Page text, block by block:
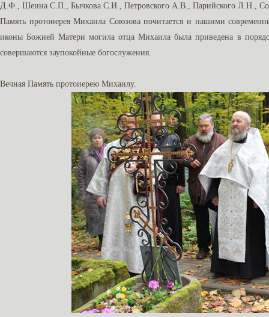
Д.Ф., Шеина С.П., Бычкова С.И., Петровского А.В., Парийского Л.Н.,
Память протоиерея Михаила Союзова почитается и нашими
иконы Божией Матери могила отца Михаила была приведена в
совершаются заупокойные богослужения.
Вечная Память протоиерею Михаилу.